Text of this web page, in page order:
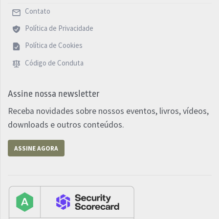
Contato
Política de Privacidade
Política de Cookies
Código de Conduta
Assine nossa newsletter
Receba novidades sobre nossos eventos, livros, vídeos,
downloads e outros conteúdos.
ASSINE AGORA